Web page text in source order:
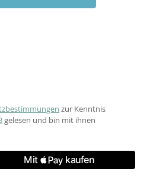
zur Kenntnis
gelesen und bin mit ihnen